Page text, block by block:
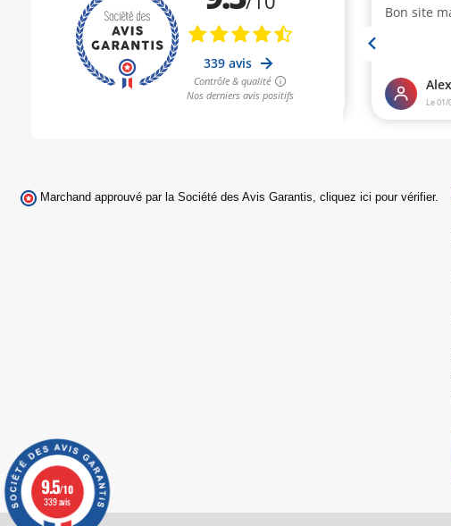
Marchand approuvé par la Société des Avis Garantis, cliquez ici pour vérifier.
9.5/10
339 avis